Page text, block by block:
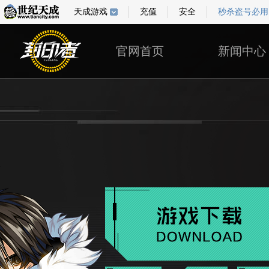
天成游戏 充值 安全 秒杀盗号必用
官网首页 新闻中心